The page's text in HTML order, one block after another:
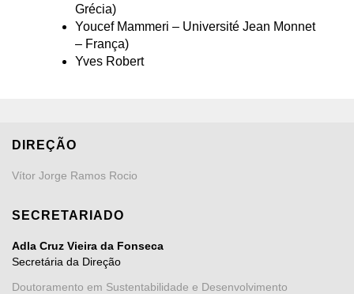
Grécia)
Youcef Mammeri – Université Jean Monnet
– França)
Yves Robert
DIREÇÃO
Vítor Jorge Ramos Rocio
SECRETARIADO
Adla Cruz Vieira da Fonseca
Secretária da Direção
Doutoramento em Sustentabilidade e Desenvolvimento